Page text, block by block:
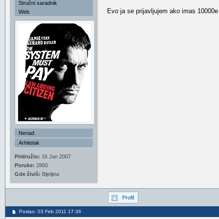
Stručni saradnik
Web
Nenad
Arhitetak
Pridružio: 16 Jan 2007
Poruke: 2860
Gde živiš: Bijeljina
Evo ja se prijavljujem ako imas
Profil
Poslao: 03 Feb 2011 17:36